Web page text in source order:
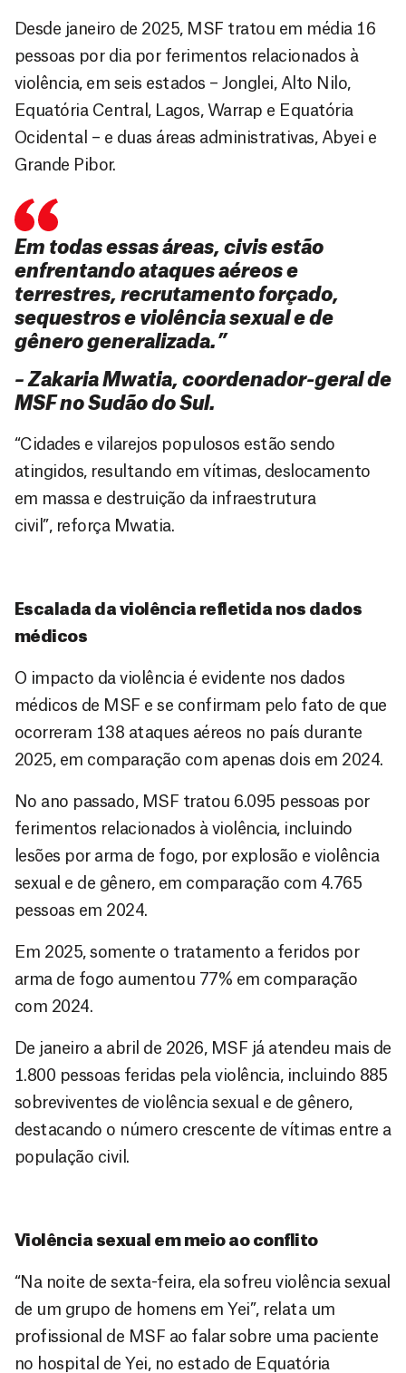
Desde janeiro de 2025, MSF tratou em média 16
pessoas por dia por ferimentos relacionados à
violência, em seis estados – Jonglei, Alto Nilo,
Equatória Central, Lagos, Warrap e Equatória
Ocidental – e duas áreas administrativas, Abyei e
Grande Pibor.
Em todas essas áreas, civis estão
enfrentando ataques aéreos e
terrestres, recrutamento forçado,
sequestros e violência sexual e de
gênero generalizada.”
–ZakariaMwatia, coordenador-geral de
MSF no Sudão do Sul.
“Cidades e vilarejos populosos estão sendo
atingidos, resultando em vítimas, deslocamento
em massa e destruição da infraestrutura
civil” reforça Mwatia.
Escalada da violência refletida nos dados
médicos
O impacto da violência é evidente nos dados
médicos de MSF e se confirmam pelo fato de que
ocorreram 138 ataques aéreos no país durante
2025, em comparação com apenas dois em 2024.
No ano passado, MSF tratou 6.095 pessoas por
ferimentos relacionados à violência, incluindo
lesões por arma de fogo, por explosão e violência
sexual e de gênero, em comparação com 4.765
pessoas em 2024.
Em 2025, somente o tratamento a feridos por
arma de fogo aumentou 77% em comparação
com 2024.
De janeiro a abril de 2026, MSF já atendeu mais de
1.800 pessoas feridas pela violência, incluindo 885
sobreviventes de violência sexual e de gênero,
destacando o número crescente de vítimas entre a
população civil.
Violência sexual em meio ao conflito
“Na noite de sexta-feira, ela sofreu violência sexual
de um grupo de homens em Yei”, relata um
profissional de MSF ao falar sobre uma paciente
no hospital de Yei, no estado de Equatória